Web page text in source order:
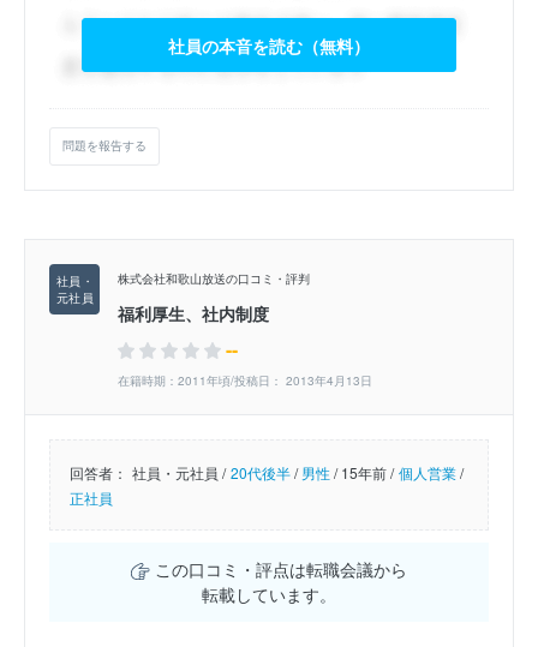
社員の本音を読む（無料）
問題を報告する
株式会社和歌山放送の口コミ・評判
福利厚生、社内制度
--
在籍時期：2011年頃/投稿日： 2013年4月13日
回答者： 社員・元社員 / 20代後半/男性/15年前 / 個人営業/
正社員
この口コミ・評点は転職会議から
転載しています。